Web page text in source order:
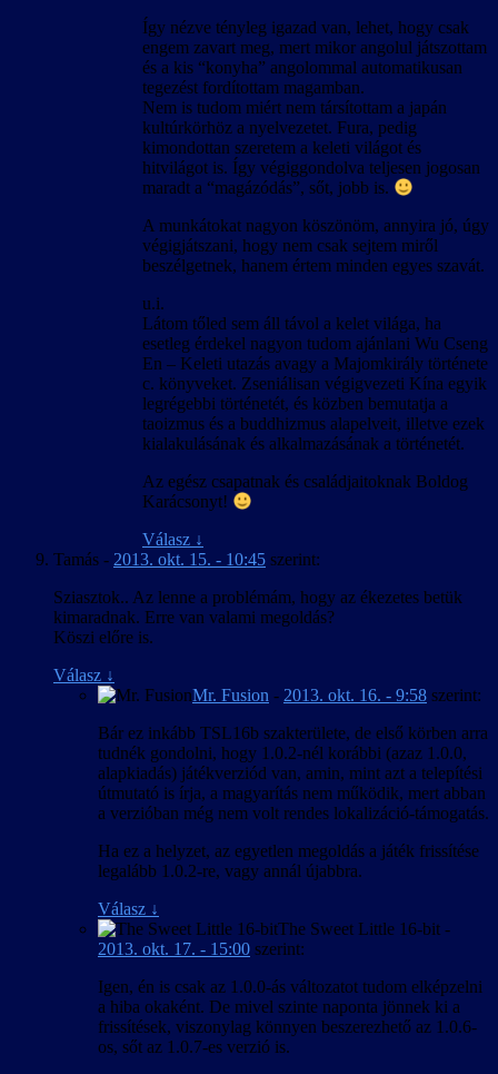
Így nézve tényleg igazad van, lehet, hogy csak
engem zavart meg, mert mikor angolul játszottam
és a kis “konyha” angolommal automatikusan
tegezést fordítottam magamban.
Nem is tudom miért nem társítottam a japán
kultúrkörhöz a nyelvezetet. Fura, pedig
kimondottan szeretem a keleti világot és
hitvilágot is. Így végiggondolva teljesen jogosan
maradt a “magázódás”, sőt, jobb is.
A munkátokat nagyon köszönöm, annyira jó, úgy
végigjátszani, hogy nem csak sejtem miről
beszélgetnek, hanem értem minden egyes szavát.
u.i.
Látom tőled sem áll távol a kelet világa, ha
esetleg érdekel nagyon tudom ajánlani Wu Cseng
En – Keleti utazás avagy a Majomkirály története
c. könyveket. Zseniálisan végigvezeti Kína egyik
legrégebbi történetét, és közben bemutatja a
taoizmus és a buddhizmus alapelveit, illetve ezek
kialakulásának és alkalmazásának a történetét.
Az egész csapatnak és családjaitoknak Boldog
Karácsonyt!
Válasz ↓
Tamás - 2013. okt. 15. - 10:45 szerint:
Sziasztok.. Az lenne a problémám, hogy az ékezetes betük
kimaradnak. Erre van valami megoldás?
Köszi előre is.
Válasz ↓
Mr. Fusion - 2013. okt. 16. - 9:58 szerint:
Bár ez inkább TSL16b szakterülete, de első körben arra
tudnék gondolni, hogy 1.0.2-nél korábbi (azaz 1.0.0,
alapkiadás) játékverziód van, amin, mint azt a telepítési
útmutató is írja, a magyarítás nem működik, mert abban
a verzióban még nem volt rendes lokalizáció-támogatás.
Ha ez a helyzet, az egyetlen megoldás a játék frissítése
legalább 1.0.2-re, vagy annál újabbra.
Válasz ↓
The Sweet Little 16-bit -
2013. okt. 17. - 15:00 szerint:
Igen, én is csak az 1.0.0-ás változatot tudom elképzelni
a hiba okaként. De mivel szinte naponta jönnek ki a
frissítések, viszonylag könnyen beszerezhető az 1.0.6-
os, sőt az 1.0.7-es verzió is.